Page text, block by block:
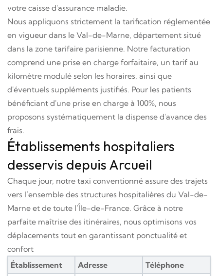
votre caisse d'assurance maladie.
Nous appliquons strictement la tarification réglementée
en vigueur dans le Val-de-Marne, département situé
dans la zone tarifaire parisienne. Notre facturation
comprend une prise en charge forfaitaire, un tarif au
kilomètre modulé selon les horaires, ainsi que
d'éventuels suppléments justifiés. Pour les patients
bénéficiant d'une prise en charge à 100%, nous
proposons systématiquement la dispense d'avance des
frais.
Établissements hospitaliers
desservis depuis Arcueil
Chaque jour, notre taxi conventionné assure des trajets
vers l’ensemble des structures hospitalières du Val-de-
Marne et de toute l’Île-de-France. Grâce à notre
parfaite maîtrise des itinéraires, nous optimisons vos
déplacements tout en garantissant ponctualité et
confort
Établissement
Adresse
Téléphone